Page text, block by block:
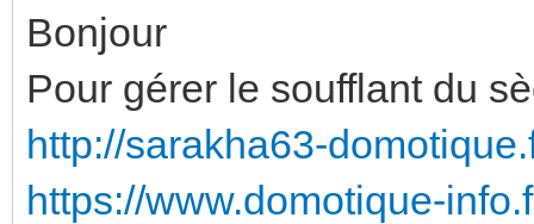
Bonjour
Pour gérer le soufflant du
http://sarakha63-
https://www.domotique-